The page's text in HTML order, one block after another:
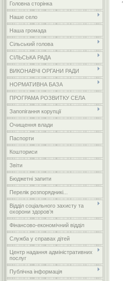
Головна сторінка
Наше село
Наша громада
Сільський голова
СІЛЬСЬКА РАДА
ВИКОНАВЧІ ОРГАНИ РАДИ
НОРМАТИВНА БАЗА
ПРОГРАМА РОЗВИТКУ СЕЛА
Запопігання корупції
Очищення влади
Паспорти
Кошториси
Звіти
Бюджетні запити
Перелік розпорядникі...
Відділ соціального захисту та
охорони здоров’я
Фінансово-економічний відділ
Служба у справах дітей
Центр надання адміністративних
послуг
Публічна інформація